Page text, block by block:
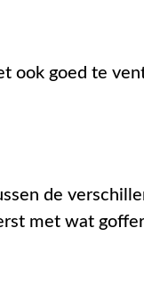
ook goed te
de
met wat